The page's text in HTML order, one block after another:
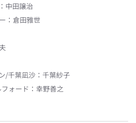
： 中田譲治
： 倉田雅世
/千葉凪沙 ： 千葉紗子
ォード ： 幸野善之